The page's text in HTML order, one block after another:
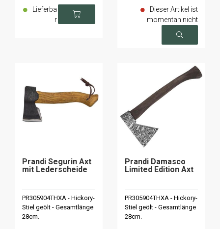
Lieferba
r
Dieser Artikel ist
momentan nicht
verfügbar
Prandi Segurin Axt
mit Lederscheide
PR305904THXA - Hickory-
Stiel geölt - Gesamtlänge
28cm.
Prandi Damasco
Limited Edition Axt
PR305904THXA - Hickory-
Stiel geölt - Gesamtlänge
28cm.